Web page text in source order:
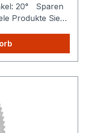
20° Sparen
Produkte Sie